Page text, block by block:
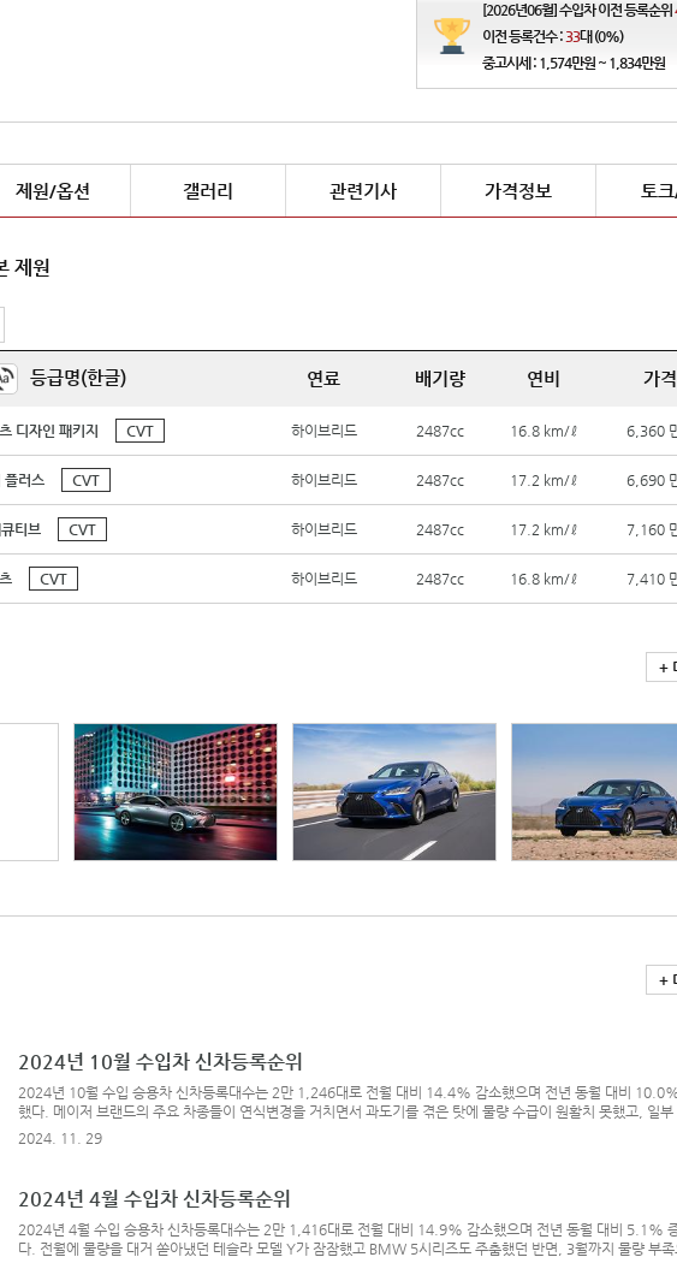
[2026년06월] 수입차 이전 등록순위
이전 등록건수 : 33대 (0%)
중고시세 : 1,574만원 ~ 1,834만원
제원/옵션 갤러리 관련기사 가격정보 토
제원
등급명(한글) 연료 배기량 연비 가격
디자인 패키지 CVT 하이브리드 2487cc 16.8 km/ℓ 6,360
플러스 CVT 하이브리드 2487cc 17.2 km/ℓ 6,690
티브 CVT 하이브리드 2487cc 17.2 km/ℓ 7,160
CVT 하이브리드 2487cc 16.8 km/ℓ 7,410
+
+
2024년 10월 수입차 신차등록순위
2024년 10월 수입 승용차 신차등록대수는 2만 1,246대로 전월 대비 14.4% 감소했으며 전년 동월 대비
했다. 메이저 브랜드의 주요 차종들이 연식변경을 거치면서 과도기를 겪은 탓에 물량 수급이 원활치 못했고, 일부
종의 할인 프로모션도 축소됐기 때문에 전체적인 시장이 하락세를 나타냈다.* 카차트 그래프 확인하기 > 이미지
월의 수입차 1위 차종은 벤츠 E클래스다. 파격적인 할인 프로모션을 진행했던 전월보다 신차등록대수가 2천대 이
2024. 11. 29
2024년 4월 수입차 신차등록순위
2024년 4월 수입 승용차 신차등록대수는 2만 1,416대로 전월 대비 14.9% 감소했으며 전년 동월 대비 5.1%
다. 전월에 물량을 대거 쏟아냈던 테슬라 모델 Y가 잠잠했고 BMW 5시리즈도 주춤했던 반면, 3월까지 물량 부족